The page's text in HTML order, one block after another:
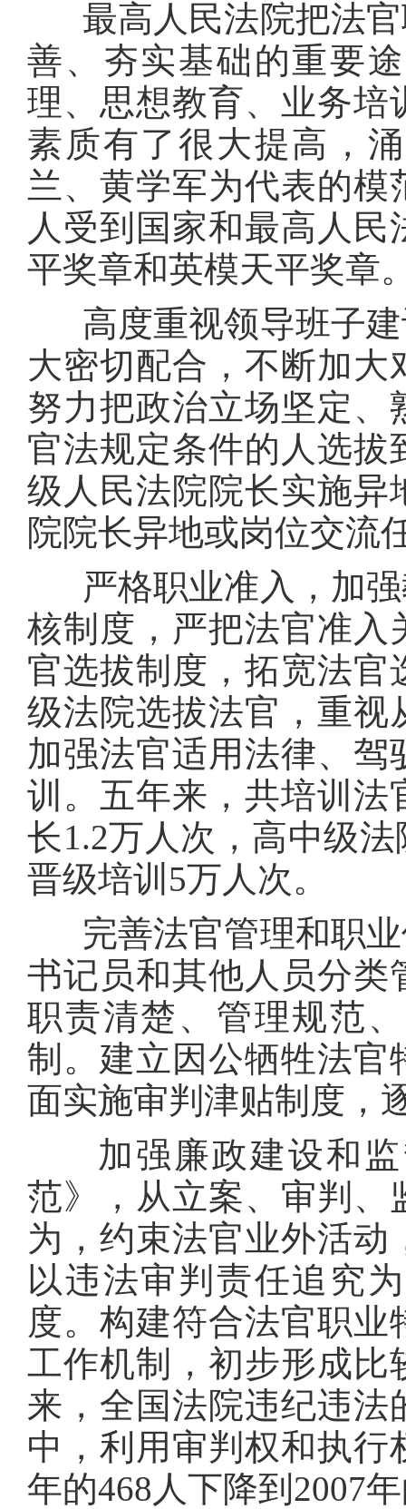
最高人民法院把法官
善、夯实基础的重要
理、思想教育、业务培
素质有了很大提高，
兰、黄学军为代表的模
人受到国家和最高人
平奖章和英模天平奖章
高度重视领导班子建
大密切配合，不断加
努力把政治立场坚定
官法规定条件的人选拔
级人民法院院长实施异
院院长异地或岗位交流
严格职业准入，加强
核制度，严把法官准入
官选拔制度，拓宽法
级法院选拔法官，重视
加强法官适用法律、
训。五年来，共培训法
长1.2万人次，高中级
晋级培训5万人次。
完善法官管理和职业
书记员和其他人员分类
职责清楚、管理规范
制。建立因公牺牲法官
面实施审判津贴制度，
加强廉政建设和监
范》，从立案、审判、
为，约束法官业外活
以违法审判责任追究
度。构建符合法官职
工作机制，初步形成比
来，全国法院违纪违
中，利用审判权和执行
年的468人下降到2007